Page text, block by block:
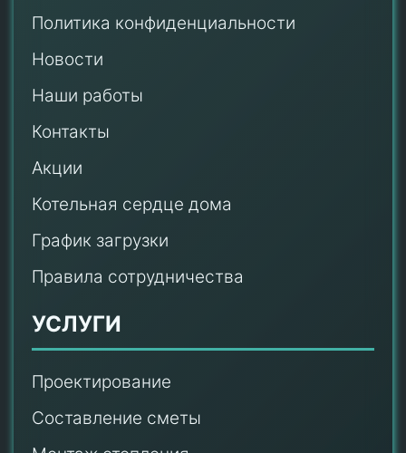
Политика конфиденциальности
Новости
Наши работы
Контакты
Акции
Котельная сердце дома
График загрузки
Правила сотрудничества
УСЛУГИ
Проектирование
Составление сметы